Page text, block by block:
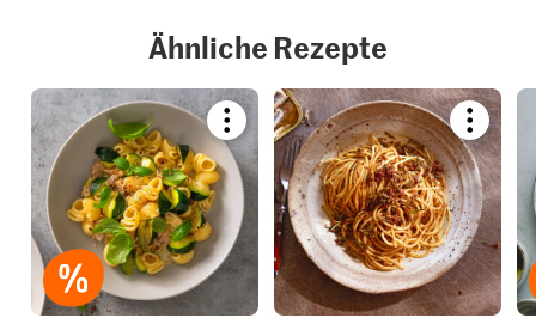
Ähnliche Rezepte
Bookmark
recipe
or
add
it
your
collections.
recipe
or
add
it
to
your